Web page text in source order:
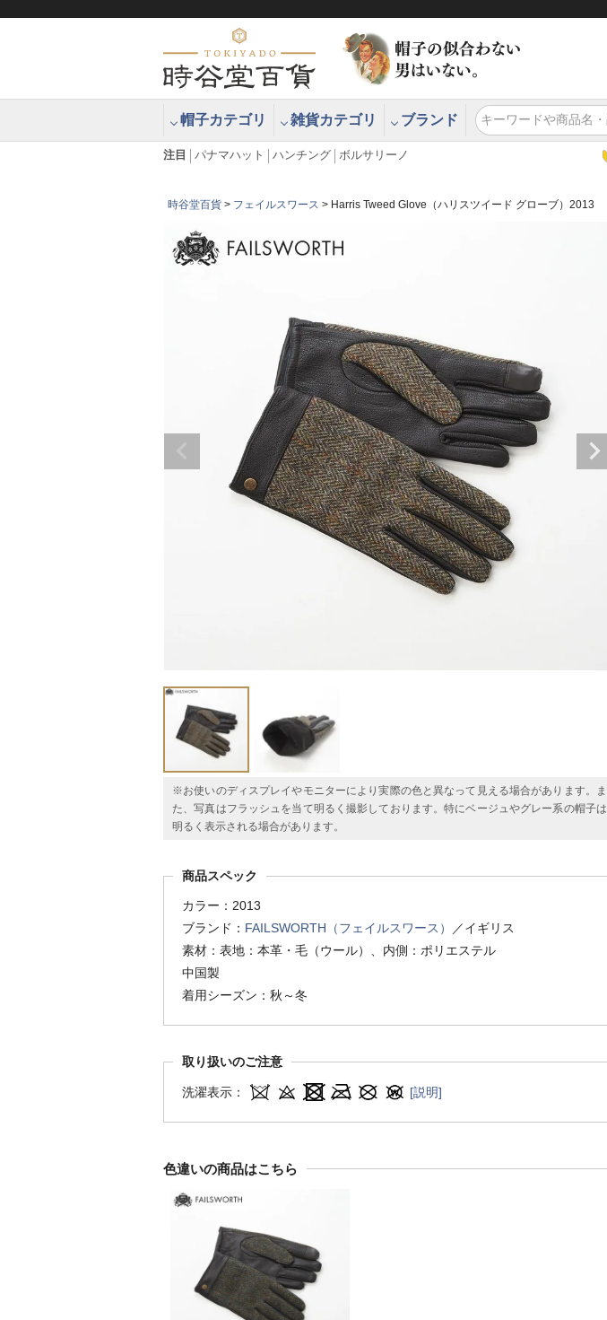
帽子カテゴリ 雑貨カテゴリ ブランド
注目 パナマハット ハンチング ボルサリーノ
時谷堂百貨 フェイルスワース Harris Tweed Glove（ハリスツイード グローブ）2013
※お使いのディスプレイやモニターにより実際の色と異なって見える場合があります。ま
た、写真はフラッシュを当て明るく撮影しております。特にベージュやグレー系の帽子は
明るく表示される場合があります。
商品スペック
カラー：2013
ブランド： FAILSWORTH（フェイルスワース）
／イギリス
素材：表地：本革・毛（ウール）、内側：ポリエステル
中国製
着用シーズン：秋～冬
取り扱いのご注意
洗濯表示： [説明]
色違いの商品はこちら